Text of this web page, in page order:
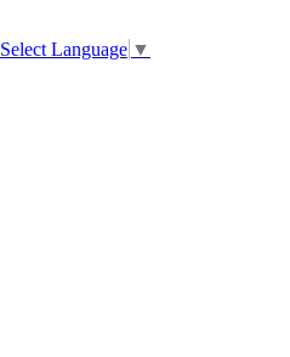
Select Language ▼